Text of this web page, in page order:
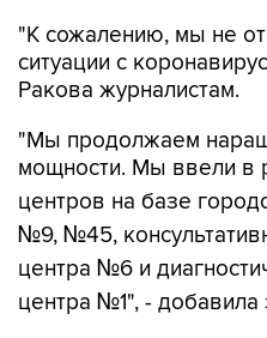
"К сожалению, мы не
ситуации с
Ракова журналистам.
"Мы продолжаем
мощности. Мы ввели в
центров на базе
№9, №45,
центра №6 и
центра №1", - добавила